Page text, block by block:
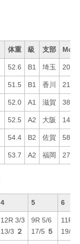
体重 級 支部 Mo
52.6 B1 埼玉 20
51.5 B1 香川 21
52.0 A1 滋賀 38
52.5 A2 大阪 14
54.4 B2 佐賀 58
53.7 A2 福岡 27
4 5 6
12R 3/3
13/3 ２
9R 5/6
17/5 ５
11R
19/3